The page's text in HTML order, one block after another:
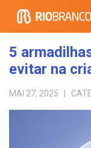
5
evitar na
MAI 27, 2025 |